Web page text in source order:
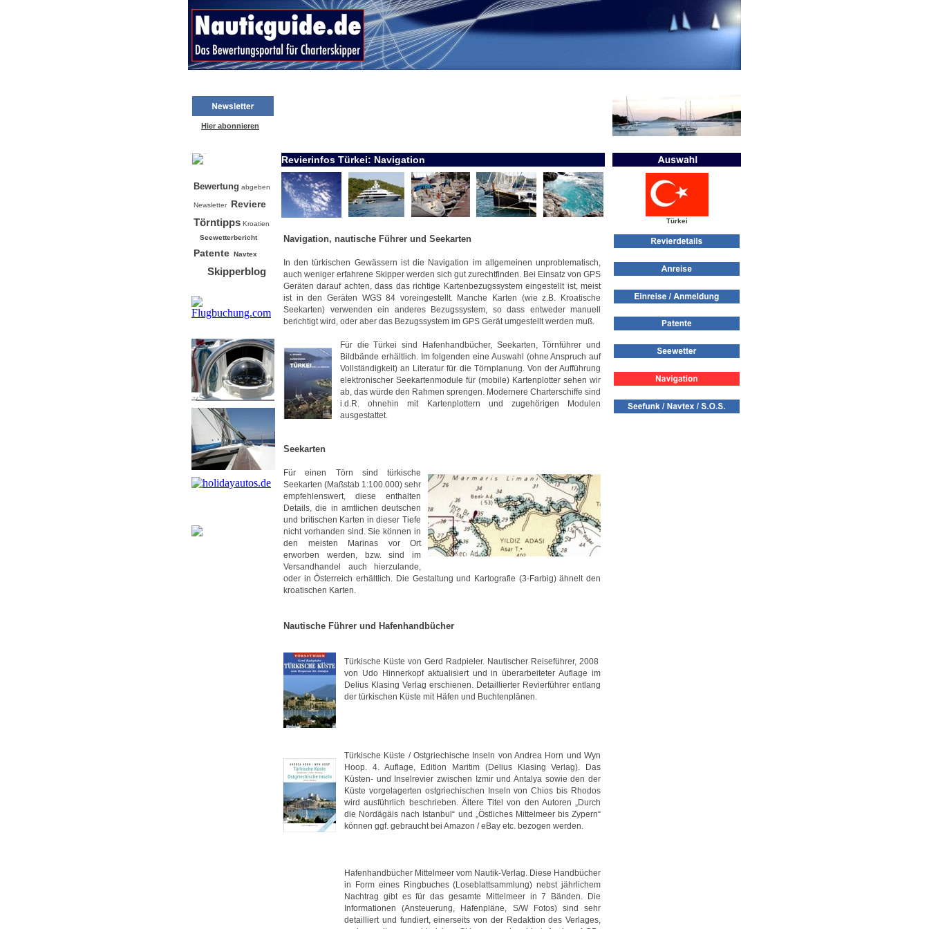
Navigation, nautische Führer und Seekarten
In den türkischen Gewässern ist die Navigation im allgemeinen unproblematisch,
auch weniger erfahrene Skipper werden sich gut zurechtfinden. Bei Einsatz von GPS
Geräten darauf achten, dass das richtige Kartenbezugssystem eingestellt ist, meist
ist in den Geräten WGS 84 voreingestellt. Manche Karten (wie z.B. Kroatische
Seekarten) verwenden ein anderes Bezugssystem, so dass entweder manuell
berichtigt wird, oder aber das Bezugssystem im GPS Gerät umgestellt werden muß.
Für die Türkei sind Hafenhandbücher, Seekarten, Törnführer und
Bildbände erhältlich. Im folgenden eine Auswahl (ohne Anspruch auf
Vollständigkeit) an Literatur für die Törnplanung. Von der Aufführung
elektronischer Seekartenmodule für (mobile) Kartenplotter sehen wir
ab, das würde den Rahmen sprengen. Modernere Charterschiffe sind
i.d.R. ohnehin mit Kartenplottern und zugehörigen Modulen
ausgestattet.
Seekarten
Für einen Törn sind türkische
Seekarten (Maßstab 1:100.000) sehr
empfehlenswert, diese enthalten
Details, die in amtlichen deutschen
und britischen Karten in dieser Tiefe
nicht vorhanden sind. Sie können in
den meisten Marinas vor Ort
erworben werden, bzw. sind im
Versandhandel auch hierzulande,
oder in Österreich erhältlich. Die Gestaltung und Kartografie (3-Farbig) ähnelt den
kroatischen Karten.
Nautische Führer und Hafenhandbücher
Türkische Küste von Gerd Radpieler. Nautischer Reiseführer, 2008
von Udo Hinnerkopf aktualisiert und in überarbeiteter Auflage im
Delius Klasing Verlag erschienen. Detaillierter Revierführer entlang
der türkischen Küste mit Häfen und Buchtenplänen.
Türkische Küste / Ostgriechische Inseln von Andrea Horn und Wyn
Hoop. 4. Auflage, Edition Maritim (Delius Klasing Verlag). Das
Küsten- und Inselrevier zwischen Izmir und Antalya sowie den der
Küste vorgelagerten ostgriechischen Inseln von Chios bis Rhodos
wird ausführlich beschrieben. Ältere Titel von den Autoren „Durch
die Nordägäis nach Istanbul“ und „Östliches Mittelmeer bis Zypern“
können ggf. gebraucht bei Amazon / eBay etc. bezogen werden.
Hafenhandbücher Mittelmeer vom Nautik-Verlag. Diese Handbücher
in Form eines Ringbuches (Loseblattsammlung) nebst jährlichem
Nachtrag gibt es für das gesamte Mittelmeer in 7 Bänden. Die
Informationen (Ansteuerung, Hafenpläne, S/W Fotos) sind sehr
detailliert und fundiert, einerseits von der Redaktion des Verlages,
Revierinfos Türkei: Navigation
Hier abonnieren
Bw
Türkei
Bewertung abgeben
Newsletter Reviere
Törntipps Kroatien
Seewetterbericht
Patente Navtex
Skipperblog